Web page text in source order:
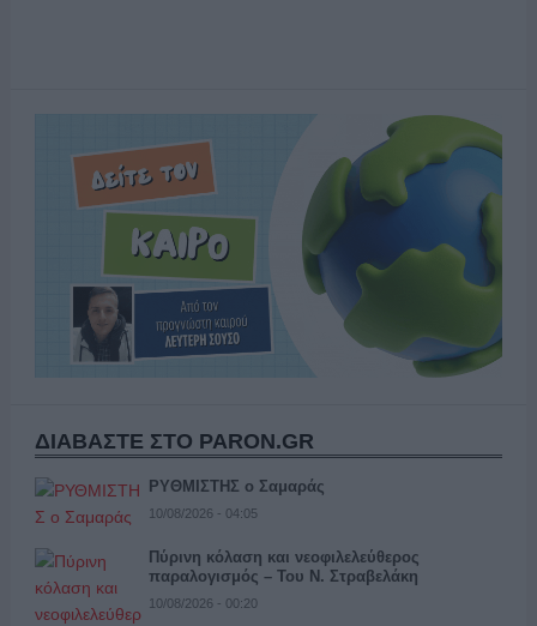
ΔΙΑΒΑΣΤΕ ΣΤΟ PARON.GR
ΡΥΘΜΙΣΤΗΣ ο Σαμαράς
10/08/2026 - 04:05
Πύρινη κόλαση και νεοφιλελεύθερος
παραλογισμός – Του Ν. Στραβελάκη
10/08/2026 - 00:20